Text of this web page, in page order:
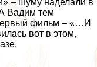
Вадим тем
фильм – «…И
вот в этом,